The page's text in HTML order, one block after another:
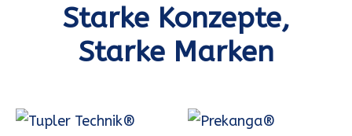
Starke Konzepte,
Starke Marken